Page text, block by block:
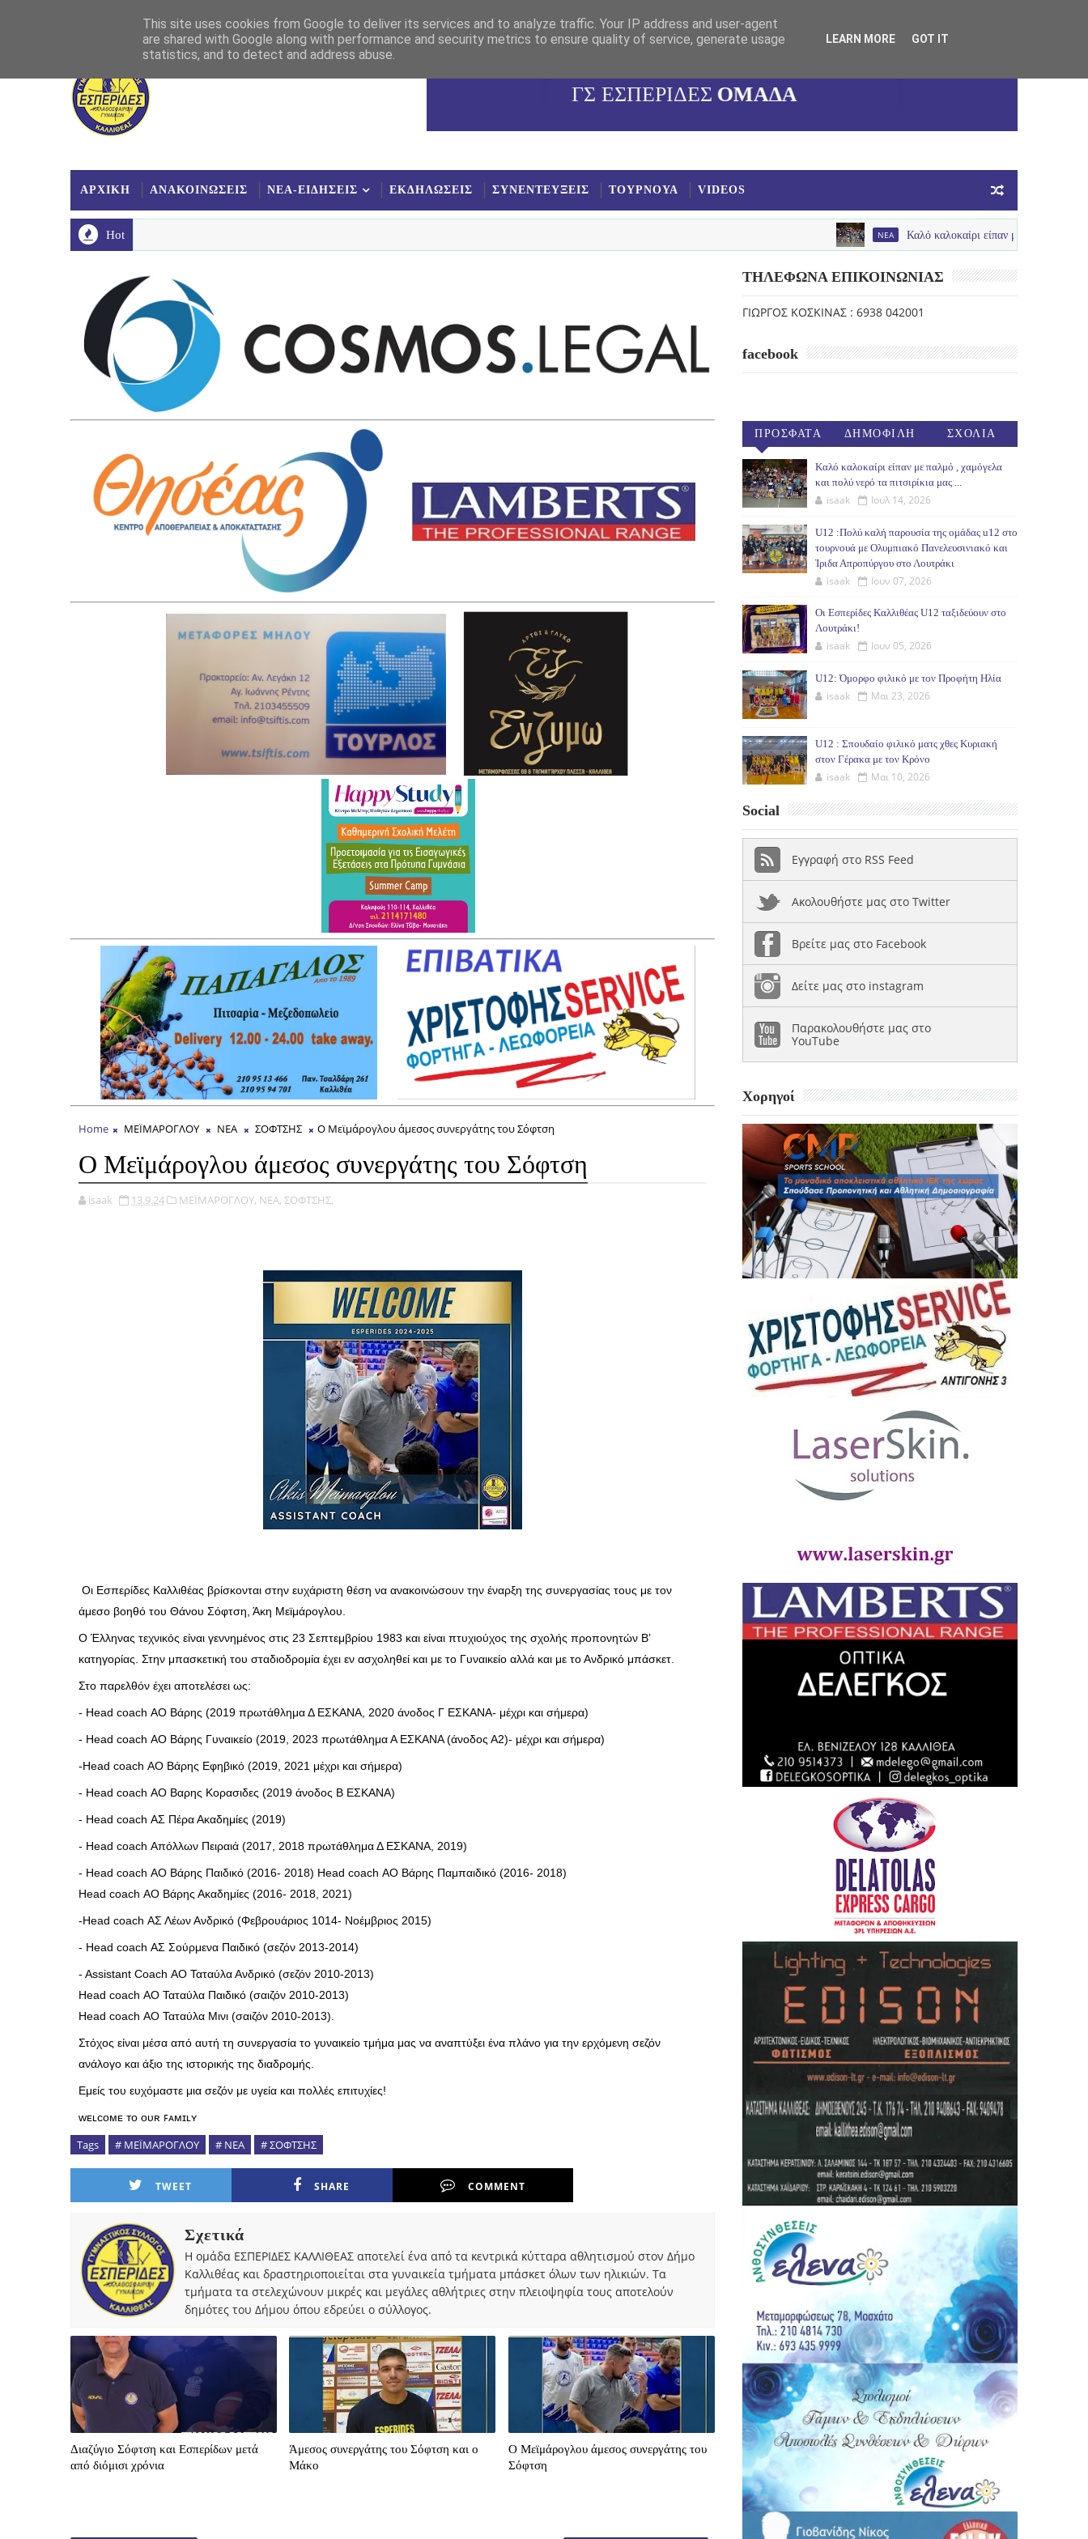
ΓΣ ΕΣΠΕΡΙΔΕΣ
ΚΑΛΛΙΘΕΑΣ
ΟΜΑΔΑ
ΜΠΑΣΚΕΤ
ΑΡΧΙΚΗ ΑΝΑΚΟΙΝΩΣΕΙΣ ΝΕΑ-ΕΙΔΗΣΕΙΣ ΕΚΔΗΛΩΣΕΙΣ ΣΥΝΕΝΤΕΥΞΕΙΣ ΤΟΥΡΝΟΥΑ VIDEOS
Hot NEA Καλό καλοκαίρι είπαν με παλμό , χαμόγελα και
Home ΜΕΪΜΑΡΟΓΛΟΥ ΝΕΑ ΣΟΦΤΣΗΣ O Μεϊμάρογλου άμεσος συνεργάτης του Σόφτση
O Μεϊμάρογλου άμεσος συνεργάτης του Σόφτση
isaak 13.9.24 ΜΕΪΜΑΡΟΓΛΟΥ, ΝΕΑ, ΣΟΦΤΣΗΣ,
Οι Εσπερίδες Καλλιθέας βρίσκονται στην ευχάριστη θέση να ανακοινώσουν την έναρξη της συνεργασίας τους με τον
άμεσο βοηθό του Θάνου Σόφτση, Άκη Μεϊμάρογλου.
Ο Έλληνας τεχνικός είναι γεννημένος στις 23 Σεπτεμβρίου 1983 και είναι πτυχιούχος της σχολής προπονητών Β’
κατηγορίας. Στην μπασκετική του σταδιοδρομία έχει εν ασχοληθεί και με το Γυναικείο αλλά και με το Ανδρικό μπάσκετ.
Στο παρελθόν έχει αποτελέσει ως:
- Head coach ΑΟ Βάρης (2019 πρωτάθλημα Δ ΕΣΚΑΝΑ, 2020 άνοδος Γ ΕΣΚΑΝΑ- μέχρι και σήμερα)
- Head coach ΑΟ Βάρης Γυναικείο (2019, 2023 πρωτάθλημα Α ΕΣΚΑΝΑ (άνοδος Α2)- μέχρι και σήμερα)
-Head coach ΑΟ Βάρης Εφηβικό (2019, 2021 μέχρι και σήμερα)
- Head coach ΑΟ Βαρης Κορασιδες (2019 άνοδος Β ΕΣΚΑΝΑ)
- Head coach ΑΣ Πέρα Ακαδημίες (2019)
- Head coach Απόλλων Πειραιά (2017, 2018 πρωτάθλημα Δ ΕΣΚΑΝΑ, 2019)
- Head coach ΑΟ Βάρης Παιδικό (2016- 2018) Head coach ΑΟ Βάρης Παμπαιδικό (2016- 2018)
Head coach ΑΟ Βάρης Ακαδημίες (2016- 2018, 2021)
-Head coach ΑΣ Λέων Ανδρικό (Φεβρουάριος 1014- Νοέμβριος 2015)
- Head coach ΑΣ Σούρμενα Παιδικό (σεζόν 2013-2014)
- Assistant Coach ΑΟ Ταταύλα Ανδρικό (σεζόν 2010-2013)
Head coach ΑΟ Ταταύλα Παιδικό (σαιζόν 2010-2013)
Head coach ΑΟ Ταταύλα Μινι (σαιζόν 2010-2013).
Στόχος είναι μέσα από αυτή τη συνεργασία το γυναικείο τμήμα μας να αναπτύξει ένα πλάνο για την ερχόμενη σεζόν
ανάλογο και άξιο της ιστορικής της διαδρομής.
Εμείς του ευχόμαστε μια σεζόν με υγεία και πολλές επιτυχίες!
ᴡᴇʟᴄᴏᴍᴇ ᴛᴏ ᴏᴜʀ ꜰᴀᴍɪʟʏ
Tags # ΜΕΪΜΑΡΟΓΛΟΥ # ΝΕΑ # ΣΟΦΤΣΗΣ
TWEET SHARE COMMENT
Σχετικά
Η ομάδα ΕΣΠΕΡΙΔΕΣ ΚΑΛΛΙΘΕΑΣ αποτελεί ένα από τα κεντρικά κύτταρα αθλητισμού στον Δήμο
Καλλιθέας και δραστηριοποιείται στα γυναικεία τμήματα μπάσκετ όλων των ηλικιών. Τα
τμήματα τα στελεχώνουν μικρές και μεγάλες αθλήτριες στην πλειοψηφία τους αποτελούν
δημότες του Δήμου όπου εδρεύει ο σύλλογος.
Διαζύγιο Σόφτση και Εσπερίδων μετά
από διόμισι χρόνια
Άμεσος συνεργάτης του Σόφτση και ο
Μάκο
O Μεϊμάρογλου άμεσος συνεργάτης του
Σόφτση
ΤΗΛΕΦΩΝΑ ΕΠΙΚΟΙΝΩΝΙΑΣ
ΓΙΩΡΓΟΣ ΚΟΣΚΙΝΑΣ : 6938 042001
facebook
ΠΡΟΣΦΑΤΑ ΔΗΜΟΦΙΛΗ ΣΧΟΛΙΑ
Καλό καλοκαίρι είπαν με παλμό , χαμόγελα
και πολύ νερό τα πιτσιρίκια μας ...
isaak Ιουλ 14, 2026
U12 :Πολύ καλή παρουσία της ομάδας u12 στο
τουρνουά με Ολυμπιακό Πανελευσινιακό και
Ίριδα Απροπύργου στο Λουτράκι
isaak Ιουν 07, 2026
Οι Εσπερίδες Καλλιθέας U12 ταξιδεύουν στο
Λουτράκι!
isaak Ιουν 05, 2026
U12: Όμορφο φιλικό με τον Προφήτη Ηλία
isaak Μαι 23, 2026
U12 : Σπουδαίο φιλικό ματς χθες Κυριακή
στον Γέρακα με τον Κρόνο
isaak Μαι 10, 2026
Social
Εγγραφή στο RSS Feed
Ακολουθήστε μας στο Twitter
Βρείτε μας στο Facebook
Δείτε μας στο instagram
Παρακολουθήστε μας στο
YouTube
Χορηγοί
This site uses cookies from Google to deliver its services and to analyze traffic. Your IP address and user-agent
are shared with Google along with performance and security metrics to ensure quality of service, generate usage
statistics, and to detect and address abuse.
LEARN MORE GOT IT